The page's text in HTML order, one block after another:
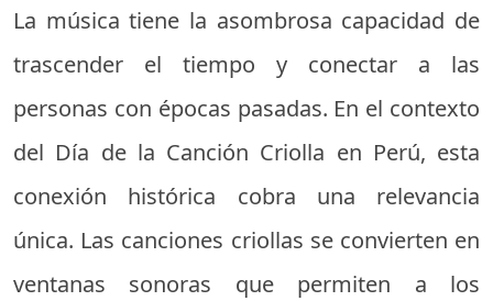
La música tiene la asombrosa capacidad de
trascender el tiempo y conectar a las
personas con épocas pasadas. En el contexto
del Día de la Canción Criolla en Perú, esta
conexión histórica cobra una relevancia
única. Las canciones criollas se convierten en
ventanas sonoras que permiten a los